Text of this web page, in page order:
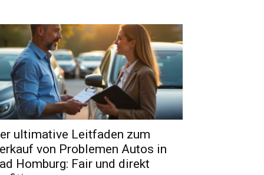
ultimative Leitfaden zum
von Problemen Autos in
Homburg: Fair und direkt